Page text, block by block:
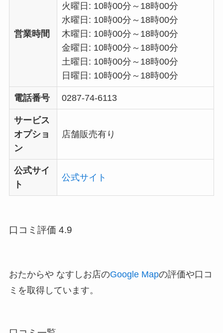
営業時間
火曜日: 10時00分～18時00分
水曜日: 10時00分～18時00分
木曜日: 10時00分～18時00分
金曜日: 10時00分～18時00分
土曜日: 10時00分～18時00分
日曜日: 10時00分～18時00分
電話番号 0287-74-6113
サービス
オプショ
ン
店舗販売有り
公式サイ
ト
公式サイト
口コミ評価 4.9
おたからや なすしお店のGoogle Mapの評価や口コ
ミを取得しています。